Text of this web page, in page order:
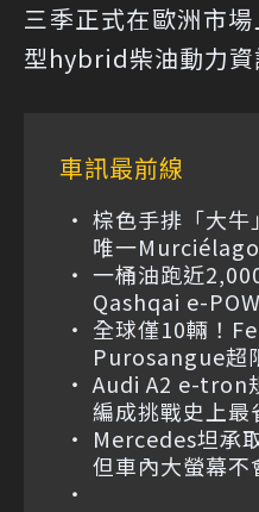
三季正式在歐洲市
型hybrid柴油動力資
車訊最前線
棕色手排「大牛
唯一
一桶油跑近
Qashqai e-
全球僅10輛！
Purosangue超
Audi A2 e-tron
編成挑戰史上最
Mercedes坦承
但車內大螢幕不